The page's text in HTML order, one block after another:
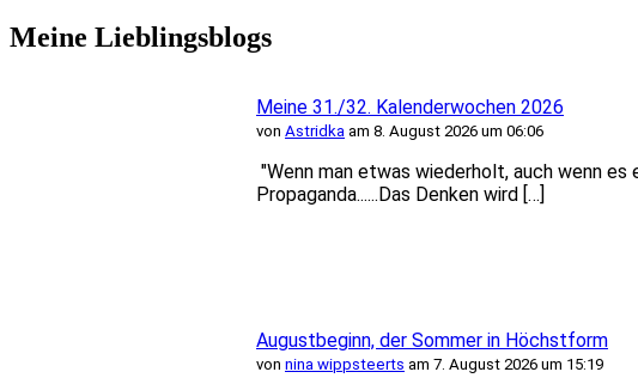
Meine Lieblingsblogs
Meine 31./32. Kalenderwochen 2026
von Astridka am 8. August 2026 um 06:06
"Wenn man etwas wiederholt, auch wenn
Propaganda......Das Denken wird […]
Augustbeginn, der Sommer in Höchstform
von nina wippsteerts am 7. August 2026 um 15:19